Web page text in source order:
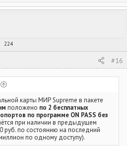
224
#16
карты МИР Supreme в пакете
положено по 2 бесплатных
по программе ON PASS без
при наличии в предыдущем
руб. по состоянию на последний
по одному доступу).